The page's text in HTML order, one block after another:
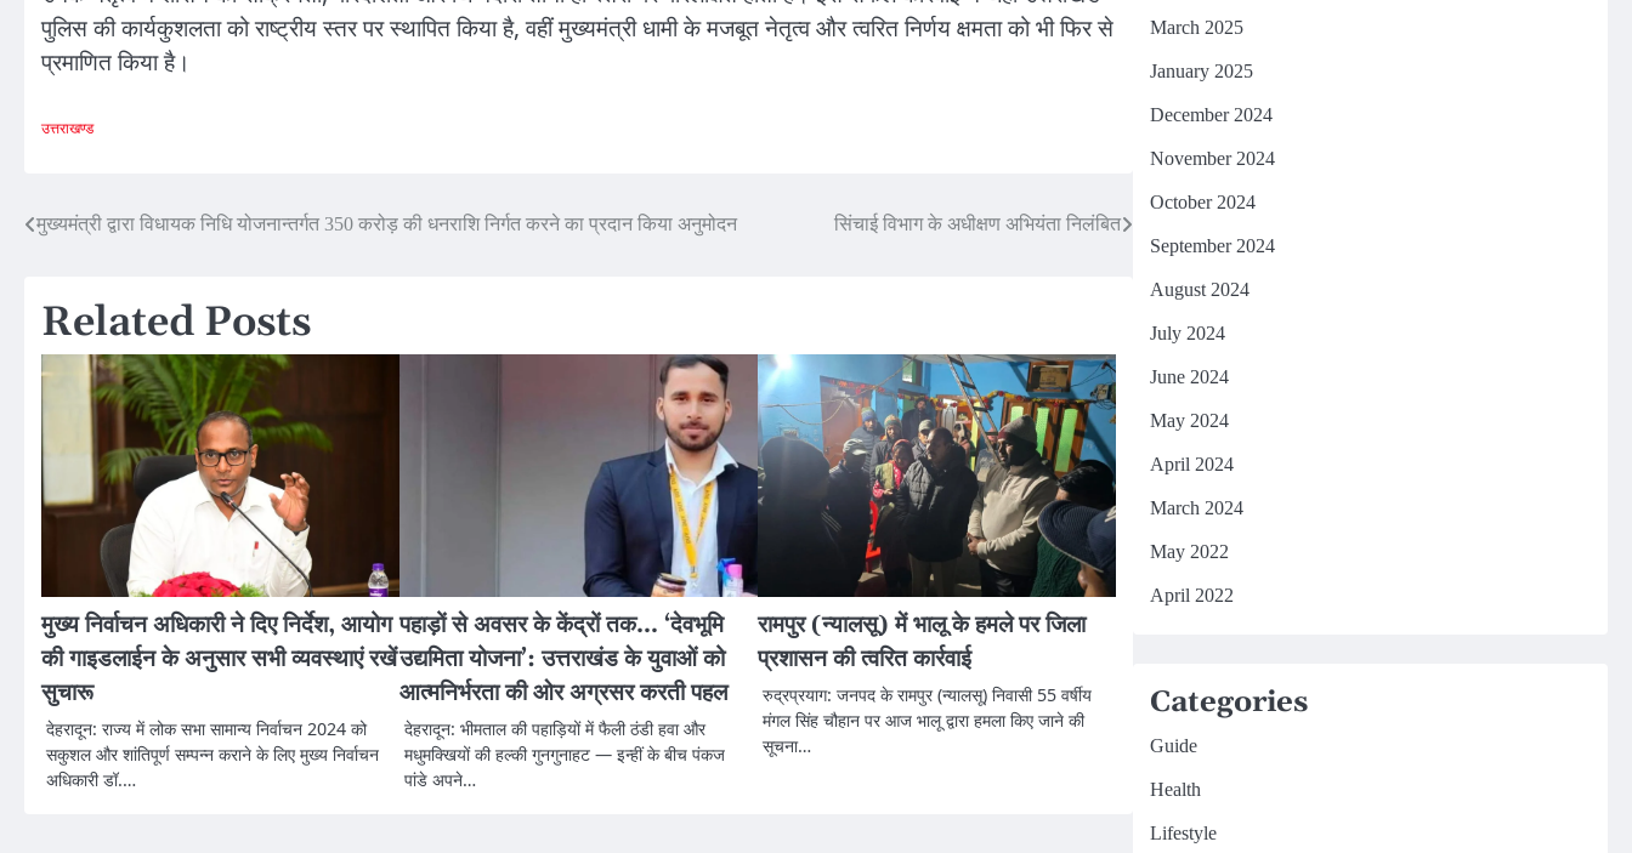
पुलिस की कार्यकुशलता को राष्ट्रीय स्तर पर स्थापित किया है, वहीं मुख्यमंत्री धामी के मजबूत नेतृत्व और त्वरित निर्णय क्षमता को भी फिर से
प्रमाणित किया है।
उत्तराखण्ड
Post
मुख्यमंत्री द्वारा विधायक निधि योजनान्तर्गत 350 करोड़ की धनराशि निर्गत करने का प्रदान किया अनुमोदन सिंचाई विभाग के अधीक्षण अभियंता निलंबित
Related Posts
मुख्य निर्वाचन अधिकारी ने दिए निर्देश, आयोग
की गाइडलाईन के अनुसार सभी व्यवस्थाएं रखें
सुचारू
देहरादून: राज्य में लोक सभा सामान्य निर्वाचन 2024 को
सकुशल और शांतिपूर्ण सम्पन्न कराने के लिए मुख्य निर्वाचन
अधिकारी डॉ.…
पहाड़ों से अवसर के केंद्रों तक… ‘देवभूमि
उद्यमिता योजना’: उत्तराखंड के युवाओं को
आत्मनिर्भरता की ओर अग्रसर करती पहल
देहरादून: भीमताल की पहाड़ियों में फैली ठंडी हवा और
मधुमक्खियों की हल्की गुनगुनाहट — इन्हीं के बीच पंकज
पांडे अपने…
रामपुर (न्यालसू) में भालू के हमले पर जिला
प्रशासन की त्वरित कार्रवाई
रुद्रप्रयाग: जनपद के रामपुर (न्यालसू) निवासी 55 वर्षीय
मंगल सिंह चौहान पर आज भालू द्वारा हमला किए जाने की
सूचना…
March 2025
January 2025
December 2024
November 2024
October 2024
September 2024
August 2024
July 2024
June 2024
May 2024
April 2024
March 2024
May 2022
April 2022
Categories
Guide
Health
Lifestyle